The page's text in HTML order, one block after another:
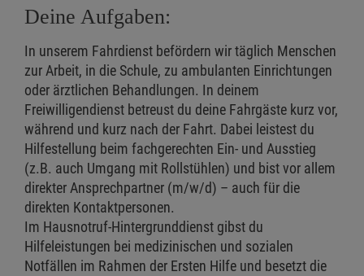
Deine Aufgaben:
In unserem Fahrdienst befördern wir täglich Menschen
zur Arbeit, in die Schule, zu ambulanten Einrichtungen
oder ärztlichen Behandlungen. In deinem
Freiwilligendienst betreust du deine Fahrgäste kurz vor,
während und kurz nach der Fahrt. Dabei leistest du
Hilfestellung beim fachgerechten Ein- und Ausstieg
(z.B. auch Umgang mit Rollstühlen) und bist vor allem
direkter Ansprechpartner (m/w/d) – auch für die
direkten Kontaktpersonen.
Im Hausnotruf-Hintergrunddienst gibst du
Hilfeleistungen bei medizinischen und sozialen
Notfällen im Rahmen der Ersten Hilfe und besetzt die